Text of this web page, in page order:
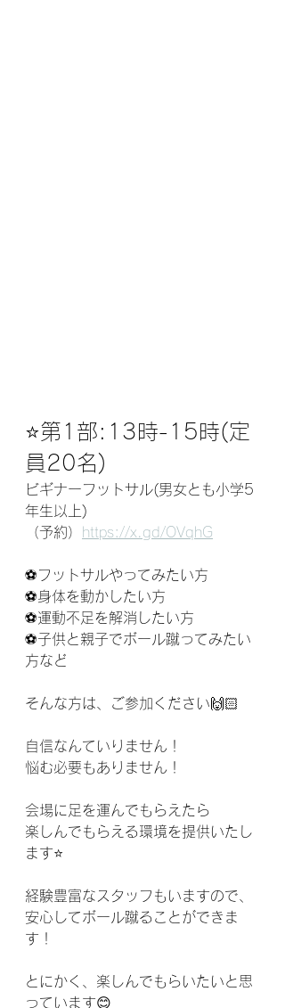
⭐️第1部:13時-15時(定
員20名)
ビギナーフットサル(男女とも小学5
年生以上)
（予約）
https://x.gd/OVqhG
⚽️フットサルやってみたい方
⚽️身体を動かしたい方
⚽️運動不足を解消したい方
⚽️子供と親子でボール蹴ってみたい
方など
そんな方は、ご参加ください🙌🏻
自信なんていりません！
悩む必要もありません！
会場に足を運んでもらえたら
楽しんでもらえる環境を提供いたし
ます⭐️
経験豊富なスタッフもいますので、
安心してボール蹴ることができま
す！
とにかく、楽しんでもらいたいと思
っています😊